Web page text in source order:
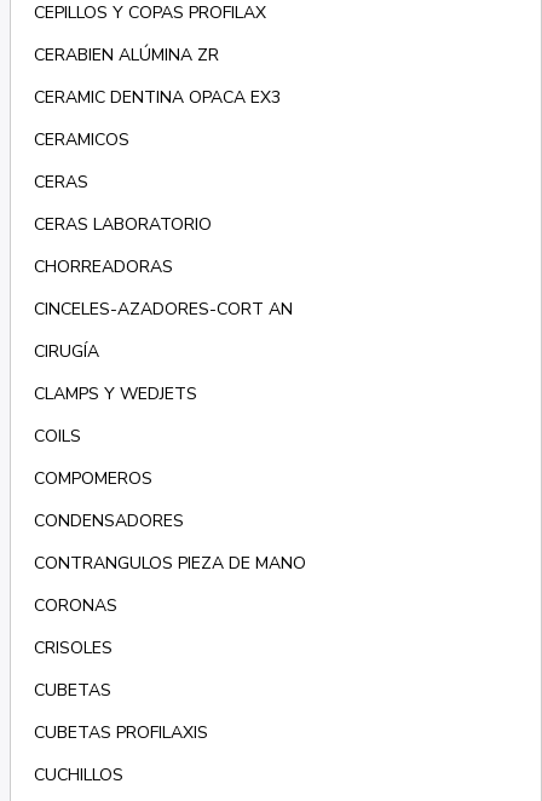
CEPILLOS Y COPAS PROFILAX
CERABIEN ALÚMINA ZR
CERAMIC DENTINA OPACA EX3
CERAMICOS
CERAS
CERAS LABORATORIO
CHORREADORAS
CINCELES-AZADORES-CORT AN
CIRUGÍA
CLAMPS Y WEDJETS
COILS
COMPOMEROS
CONDENSADORES
CONTRANGULOS PIEZA DE MANO
CORONAS
CRISOLES
CUBETAS
CUBETAS PROFILAXIS
CUCHILLOS